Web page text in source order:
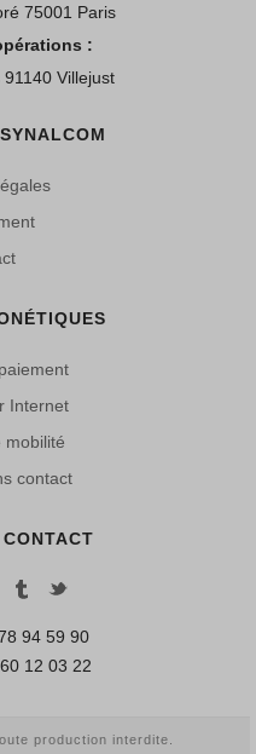
75001 Paris
:
Villejust
Internet
mobilité
contact
94 59 90
12 03 22
production interdite.